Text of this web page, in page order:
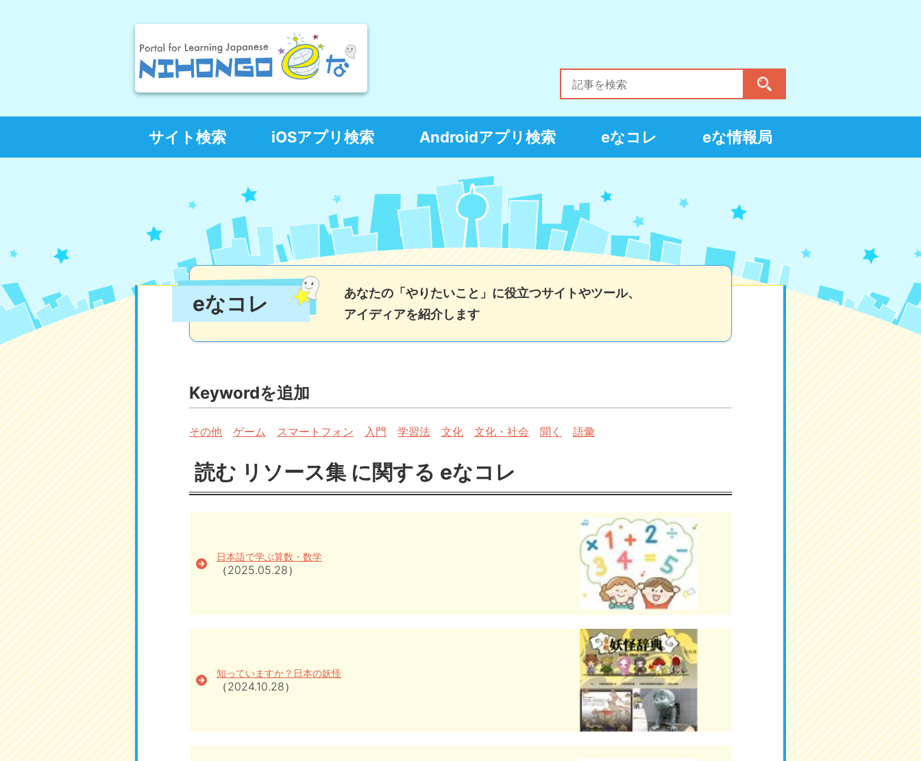
サイト検索 iOSアプリ検索 Androidアプリ検索 eなコレ eな情報局
eなコレ
あなたの「やりたいこと」に役立つサイトやツール、
アイディアを紹介します
Keywordを追加
その他 ゲーム スマートフォン 入門 学習法 文化 文化・社会 聞く 語彙
読む リソース集 に関する eなコレ
日本語で学ぶ算数・数学
（2025.05.28）
知っていますか？日本の妖怪
（2024.10.28）